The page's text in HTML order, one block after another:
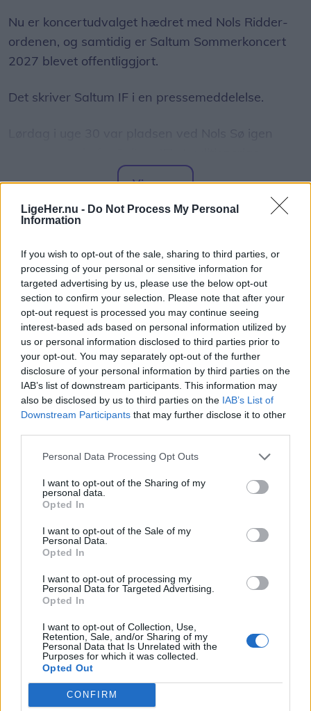
LigeHer.nu - Do Not Process My Personal
Information
If you wish to opt-out of the sale, sharing to third parties, or
processing of your personal or sensitive information for
targeted advertising by us, please use the below opt-out
section to confirm your selection. Please note that after your
opt-out request is processed you may continue seeing
interest-based ads based on personal information utilized by
us or personal information disclosed to third parties prior to
your opt-out. You may separately opt-out of the further
disclosure of your personal information by third parties on the
IAB’s list of downstream participants. This information may
also be disclosed by us to third parties on the IAB’s List of
Downstream Participants that may further disclose it to other
Personal Data Processing Opt Outs
I want to opt-out of the Sharing of my
personal data.
Opted In
I want to opt-out of the Sale of my
Personal Data.
Opted In
I want to opt-out of processing my
Personal Data for Targeted Advertising.
Opted In
I want to opt-out of Collection, Use,
Retention, Sale, and/or Sharing of my
Personal Data that Is Unrelated with the
Purposes for which it was collected.
Opted Out
CONFIRM
Nu er koncertudvalget hædret med Nols Ridder-
ordenen, og samtidig er Saltum Sommerkoncert
2027 blevet offentliggjort.
Det skriver Saltum IF i en pressemeddelelse.
Torvedag. Mange lokale og besøgende lagde
torvestemning og fællesskab.
Et af dagens højdepunkter var uddelingen af den
traditionsrige Nols Ridder-orden, som hvert år
tildeles personer eller grupper, der har ydet en
særlig indsats for Saltum og lokalområdet.
Forud for overrækkelsen blev Saltum IF's nye
træskårne Nols Ridder-statue afsløret.
Statuen bliver fremover et varigt symbol på
hæderen og bærer navnene på alle tidligere
modtagere af Nols Ridder-ordenen.
Vis mere
Del artikel
Mennesker
Charlotte har været med i 25 år: - Jeg
elsker mit arbejde
Jesper Hansen
Lokalreporter
05. august 2026 kl. 06.00
BROVST: - Der er ikke to dage, der er ens. Så jeg
elsker mit job.
Sådan siger Charlotte Møller Hansen, der 1.
august kunne fejre sit 25-års jubilæum som